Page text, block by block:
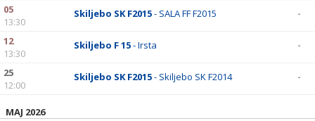
05
13:30
Skiljebo SK F2015- SALA FF F2015 -
12
13:30
Skiljebo F 15- Irsta -
25
12:00
Skiljebo SK F2015- Skiljebo SK F2014 -
MAJ 2026